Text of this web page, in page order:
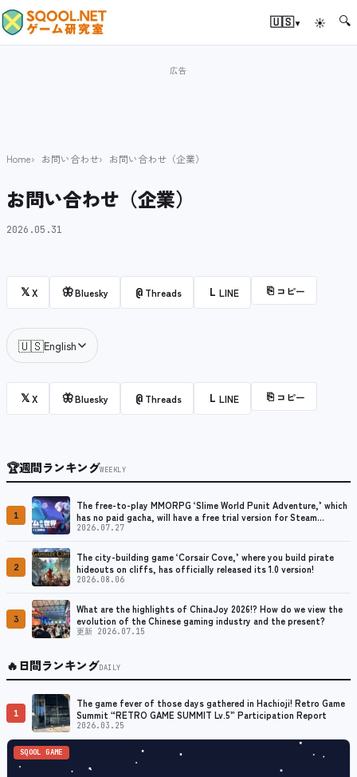
🇺🇸▾ ☀ 🔍
Home お問い合わせ お問い合わせ（企業）
お問い合わせ（企業）
2026.05.31
𝕏X 🦋Bluesky @ Threads L LINE ⎘ コピー
🇺🇸English
𝕏X 🦋Bluesky @ Threads L LINE ⎘ コピー
🏆週間ランキングWEEKLY
1
The free-to-play MMORPG ‘Slime World Punit Adventure,’ which
has no paid gacha, will have a free trial version for Steam
released at the end of August.
2026.07.27
2
The city-building game ‘Corsair Cove,’ where you build pirate
hideouts on cliffs, has officially released its 1.0 version!
2026.08.06
3
What are the highlights of ChinaJoy 2026!? How do we view the
evolution of the Chinese gaming industry and the present?
更新 2026.07.15
🔥日間ランキングDAILY
1
The game fever of those days gathered in Hachioji! Retro Game
Summit “RETRO GAME SUMMIT Lv.5” Participation Report
2026.03.25
SQOOL GAME